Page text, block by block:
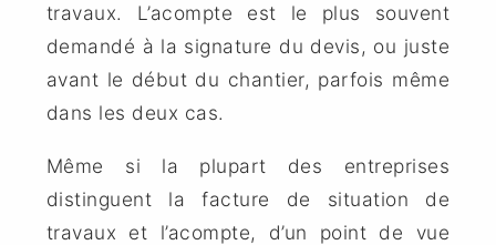
travaux. L’acompte est le plus souvent
demandé à la signature du devis, ou juste
avant le début du chantier, parfois même
dans les deux cas.
Même si la plupart des entreprises
distinguent la facture de situation de
travaux et l’acompte, d’un point de vue